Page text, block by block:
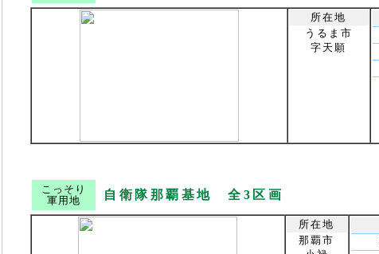
所在地
うるま市
字天願
こっそり
軍用地
自衛隊那覇基地 全3区画
所在地
那覇市